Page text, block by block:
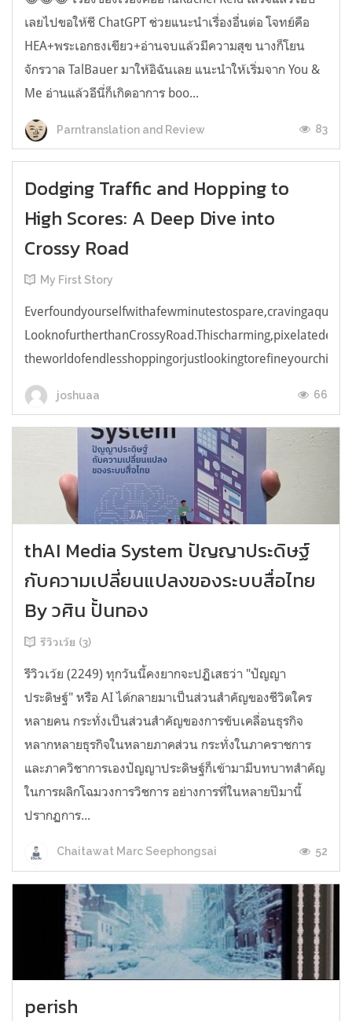
เลยไปขอให้ชี ChatGPT ช่วยแนะนำเรื่องอื่นต่อ โจทย์คือ
HEA+พระเอกธงเขียว+อ่านจบแล้วมีความสุข นางก็โยน
จักรวาล TalBauer มาให้อิฉันเลย แนะนำให้เริ่มจาก You &
Me อ่านแล้วอีนี่ก็เกิดอาการ boo...
Parntranslation and Review 83
Dodging Traffic and Hopping to
High Scores: A Deep Dive into
Crossy Road
My First Story
joshuaa 66
thAI Media System ปัญญาประดิษฐ์
กับความเปลี่ยนแปลงของระบบสื่อไทย
By วศิน ปั้นทอง
รีวิวเว้ย (3)
รีวิวเว้ย (2249) ทุกวันนี้คงยากจะปฏิเสธว่า "ปัญญา
ประดิษฐ์" หรือ AI ได้กลายมาเป็นส่วนสำคัญของชีวิตใคร
หลายคน กระทั่งเป็นส่วนสำคัญของการขับเคลื่อนธุรกิจ
หลากหลายธุรกิจในหลายภาคส่วน กระทั่งในภาคราชการ
และภาควิชาการเองปัญญาประดิษฐ์ก็เข้ามามีบทบาทสำคัญ
ในการผลิกโฉมวงการวิชการ อย่างการที่ในหลายปีมานี้
ปรากฏการ...
Chaitawat Marc Seephongsai 52
perish